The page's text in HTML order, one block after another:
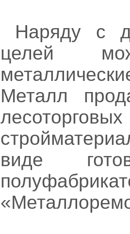
Наряду с
целей
Металл
виде